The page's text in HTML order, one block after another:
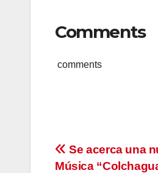
Comments
comments
Se acerca una
Música